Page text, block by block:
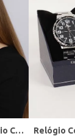
Kit Relógio + Acessório Condor Feminino PRATA